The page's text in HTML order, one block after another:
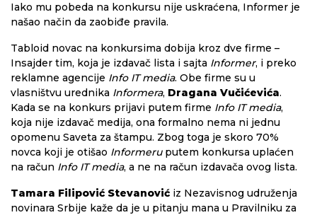
Iako mu pobeda na konkursu nije uskraćena, Informer je
našao način da zaobiđe pravila.
Tabloid novac na konkursima dobija kroz dve firme –
Insajder tim, koja je izdavač lista i sajta Informer, i preko
reklamne agencije Info IT media. Obe firme su u
vlasništvu urednika Informera, Dragana Vučićevića.
Kada se na konkurs prijavi putem firme Info IT media,
koja nije izdavač medija, ona formalno nema ni jednu
opomenu Saveta za štampu. Zbog toga je skoro 70%
novca koji je otišao Informeruputem konkursa uplaćen
na račun Info IT media, a ne na račun izdavača ovog lista.
Tamara Filipović Stevanović iz Nezavisnog udruženja
novinara Srbije kaže da je u pitanju mana u Pravilniku za